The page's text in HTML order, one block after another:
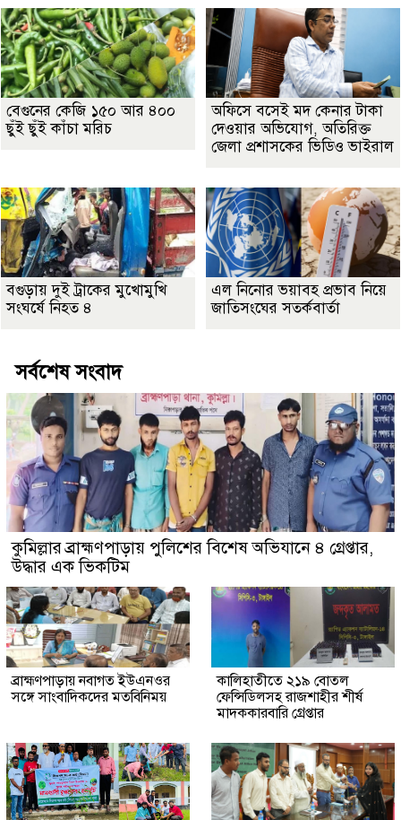
বেগুনের কেজি ১৫০ আর ৪০০
ছুঁই ছুঁই কাঁচা মরিচ
অফিসে বসেই মদ কেনার টাকা
দেওয়ার অভিযোগ, অতিরিক্ত
জেলা প্রশাসকের ভিডিও ভাইরাল
বগুড়ায় দুই ট্রাকের মুখোমুখি
সংঘর্ষে নিহত ৪
এল নিনোর ভয়াবহ প্রভাব নিয়ে
জাতিসংঘের সতর্কবার্তা
সর্বশেষ সংবাদ
কুমিল্লার ব্রাহ্মণপাড়ায় পুলিশের বিশেষ অভিযানে ৪ গ্রেপ্তার,
উদ্ধার এক ভিকটিম
ব্রাহ্মণপাড়ায় নবাগত ইউএনওর
সঙ্গে সাংবাদিকদের মতবিনিময়
কালিহাতীতে ২১৯ বোতল
ফেন্সিডিলসহ রাজশাহীর শীর্ষ
মাদককারবারি গ্রেপ্তার